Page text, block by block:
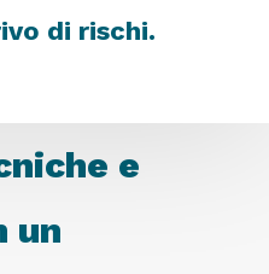
di rischi.
e
un